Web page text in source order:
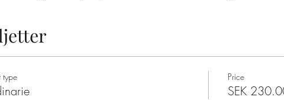
type Price
SEK